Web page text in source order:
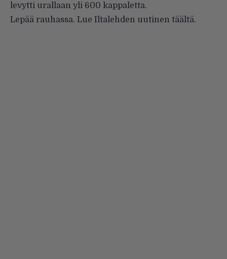
levytti urallaan yli 600 kappaletta.
Lepää rauhassa. Lue Iltalehden uutinen täältä.